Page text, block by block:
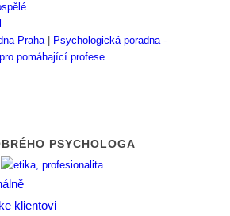
Praha|
Psychologická poradna -
pomáhající profese
PSYCHOLOGA
klientovi